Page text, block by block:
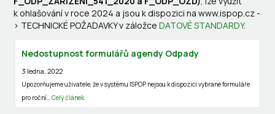
k ohlašování v roce 2024 a jsou k dispozici na www.ispop.cz -
> TECHNICKÉ POŽADAVKY v záložce DATOVÉ STANDARDY.
Nedostupnost formulářů agendy Odpady
3 ledna, 2022
Upozorňujeme uživatele, že v systému ISPOP nejsou k dispozici vybrané formuláře
pro roční…Celý článek